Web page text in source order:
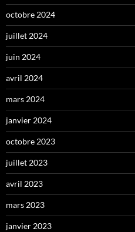
octobre 2024
juillet 2024
juin 2024
avril 2024
mars 2024
janvier 2024
octobre 2023
juillet 2023
avril 2023
mars 2023
janvier 2023